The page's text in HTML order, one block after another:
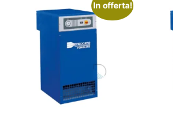
In offerta!